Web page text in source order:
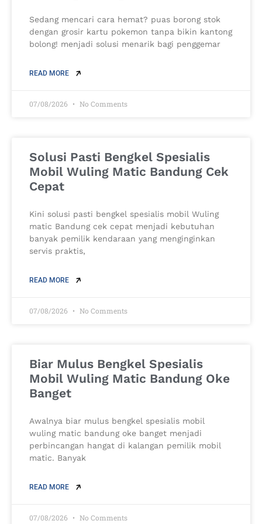
Sedang mencari cara hemat? puas borong stok
dengan grosir kartu pokemon tanpa bikin kantong
bolong! menjadi solusi menarik bagi penggemar
READ MORE
07/08/2026 No Comments
Solusi Pasti Bengkel Spesialis
Mobil Wuling Matic Bandung Cek
Cepat
Kini solusi pasti bengkel spesialis mobil Wuling
matic Bandung cek cepat menjadi kebutuhan
banyak pemilik kendaraan yang menginginkan
servis praktis,
READ MORE
07/08/2026 No Comments
Biar Mulus Bengkel Spesialis
Mobil Wuling Matic Bandung Oke
Banget
Awalnya biar mulus bengkel spesialis mobil
wuling matic bandung oke banget menjadi
perbincangan hangat di kalangan pemilik mobil
matic. Banyak
READ MORE
07/08/2026 No Comments